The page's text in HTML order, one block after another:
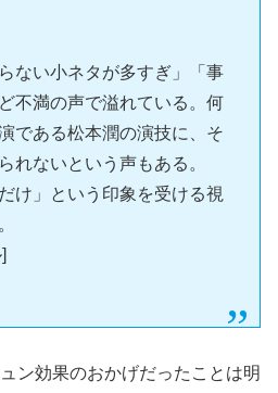
ない小ネタが多すぎ」「事
不満の声で溢れている。何
である松本潤の演技に、そ
れないという声もある。
け」という印象を受ける視
ン効果のおかげだったことは明